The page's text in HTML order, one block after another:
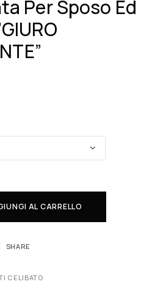
Per Sposo Ed
AL CARRELLO
SHARE
CELIBATO